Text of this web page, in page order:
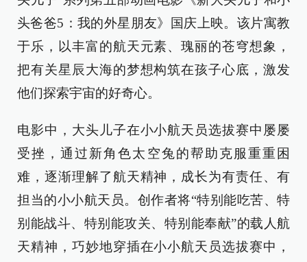
头爸爸5：我的外星朋友》国庆上映。该片寓教
于乐，以丰富的航天元素、瑰丽的苍穹想象，
把有关星辰大海的梦想构筑在孩子心底，激发
他们探索宇宙的好奇心。
电影中，大头儿子在小小航天员选拔赛中屡屡
受挫，通过新角色太空兔的帮助克服重重困
难，逐渐理解了航天精神，成长为有责任、有
担当的小小航天员。创作者将“特别能吃苦、特
别能战斗、特别能攻关、特别能奉献”的载人航
天精神，巧妙地穿插在小小航天员选拔赛中，